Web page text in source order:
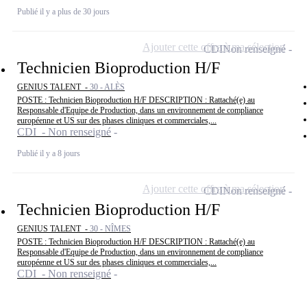
Publié il y a plus de 30 jours
Technicien Bioproduction H/F
GENIUS TALENT - 30 - ALÈS
POSTE : Technicien Bioproduction H/F DESCRIPTION : Rattaché(e) au
Responsable d'Equipe de Production, dans un environnement de compliance
européenne et US sur des phases cliniques et commerciales,...
CDI - Non renseigné
Publié il y a 8 jours
CDINon renseigné
Ajouter cette offre à ma sélection
Technicien Bioproduction H/F
GENIUS TALENT - 30 - NÎMES
POSTE : Technicien Bioproduction H/F DESCRIPTION : Rattaché(e) au
Responsable d'Equipe de Production, dans un environnement de compliance
européenne et US sur des phases cliniques et commerciales,...
CDI - Non renseigné
CDINon renseigné
Ajouter cette offre à ma sélection